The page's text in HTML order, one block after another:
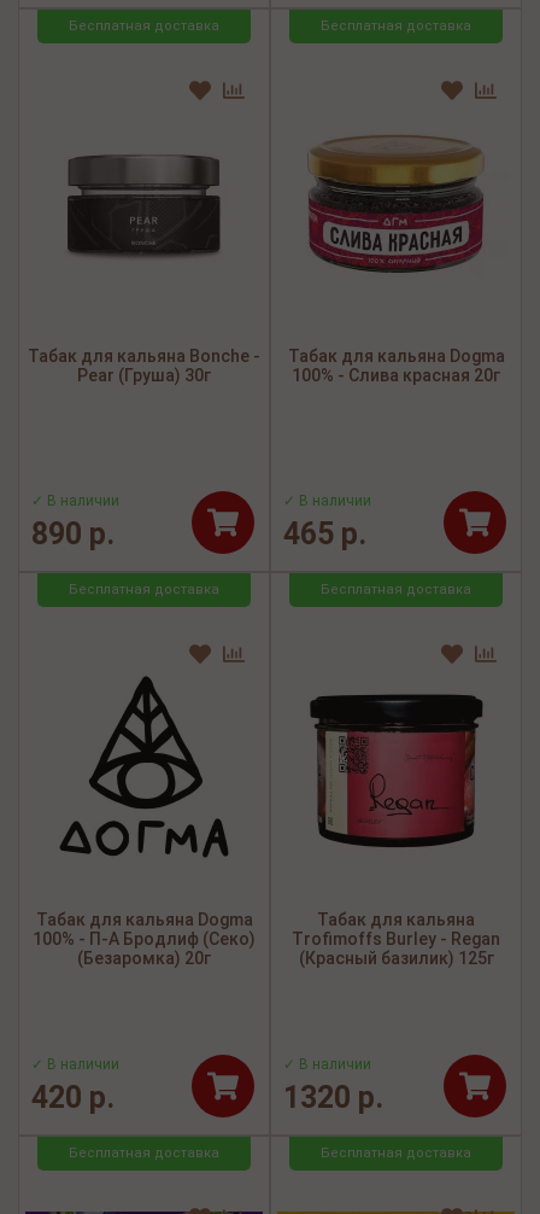
Бесплатная доставка
Табак для кальяна Bonche -
Pear (Груша) 30г
✓ В наличии
890 р.
Бесплатная доставка
Табак для кальяна Dogma
100% - Слива красная 20г
✓ В наличии
465 р.
Бесплатная доставка
Табак для кальяна Dogma
100% - П-А Бродлиф (Секо)
(Безаромка) 20г
✓ В наличии
420 р.
Бесплатная доставка
Табак для кальяна
Trofimoffs Burley - Regan
(Красный базилик) 125г
✓ В наличии
1320 р.
Бесплатная доставка Бесплатная доставка